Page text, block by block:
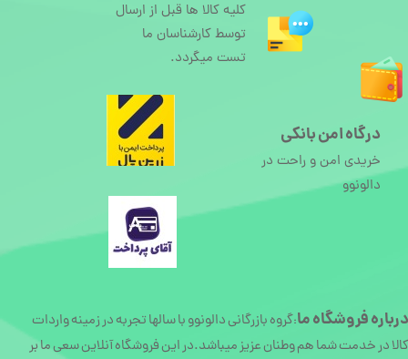
دربارهفروشگاه ما:گروه بازرگانی دالونوو با سالها تجربه در زمینه واردات
کالا در خدمت شما هم وطنان عزیز میباشد.در این فروشگاه آنلاین سعی ما بر
درگاه امن بانکی
خریدی امن و راحت در
دالونوو
کلیه کالا ها قبل از ارسال
توسط کارشناسان ما
تست میگردد.